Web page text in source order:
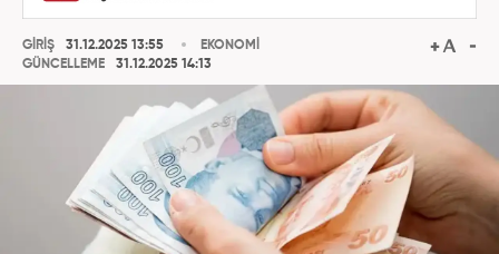
GİRİŞ
31.12.2025 13:55
GÜNCELLEME
31.12.2025 14:13
EKONOMİ